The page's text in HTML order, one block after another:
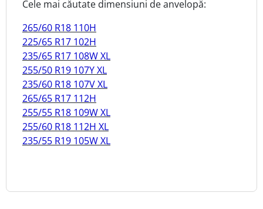
Cele mai căutate dimensiuni de anvelopă:
265/60 R18 110H
225/65 R17 102H
235/65 R17 108W XL
255/50 R19 107Y XL
235/60 R18 107V XL
265/65 R17 112H
255/55 R18 109W XL
255/60 R18 112H XL
235/55 R19 105W XL